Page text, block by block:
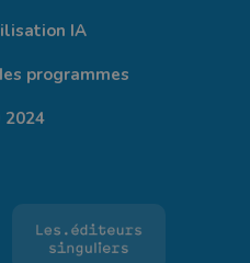
IA
programmes
2024